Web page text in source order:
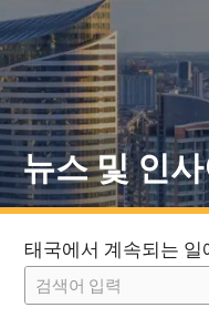
뉴스 및 인
태국에서 계속되는